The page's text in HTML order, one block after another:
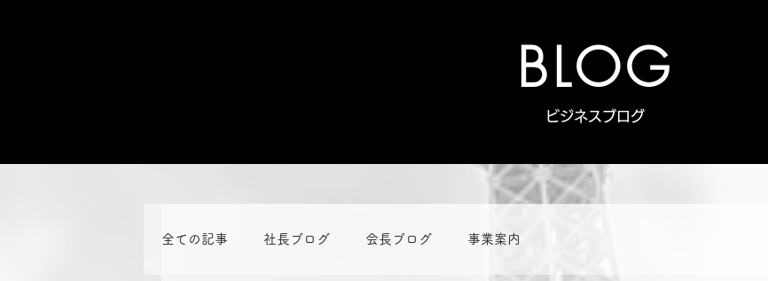
BLOG
ビジネスブログ
全ての記事 社長ブログ 会長ブログ 事業案内